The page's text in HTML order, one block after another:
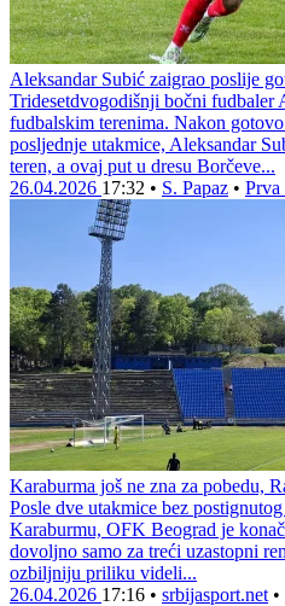
Aleksandar Subić zaigrao poslije
Tridesetdvogodišnji bočni fudbaler
fudbalskim terenima. Nakon
posljednje utakmice, Aleksandar
teren, a ovaj put u dresu Borčeve...
26.04.2026 17:32 • S. Papaz • Prva
Karaburma još ne zna za pobedu,
Posle dve utakmice bez
Karaburmu, OFK Beograd je
dovoljno samo za treći uzastopni
ozbiljniju priliku videli...
26.04.2026 17:16 • srbijasport.net •